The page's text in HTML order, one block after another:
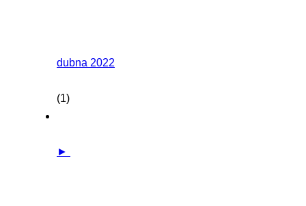
dubna 2022
(1)
►